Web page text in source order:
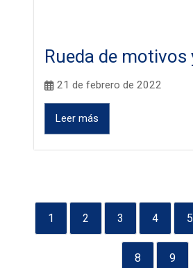
Rueda de motivos
21 de febrero de 2022
Leer más
1 2 3 4 5
8 9